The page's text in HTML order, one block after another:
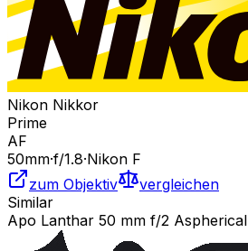
Nikon Nikkor
Prime
AF
50mm·f/1.8·Nikon F
zum Objektiv
vergleichen
Similar
Apo Lanthar 50 mm f/2 Aspherical